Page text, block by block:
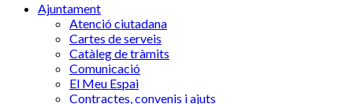
Ajuntament
Atenció ciutadana
Cartes de serveis
Catàleg de tràmits
Comunicació
El Meu Espai
Contractes, convenis i ajuts